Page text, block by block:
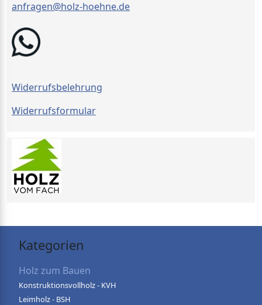
anfragen@holz-hoehne.de
Widerrufsbelehrung
Widerrufsformular
Kategorien
Holz zum Bauen
Konstruktionsvollholz - KVH
Leimholz - BSH